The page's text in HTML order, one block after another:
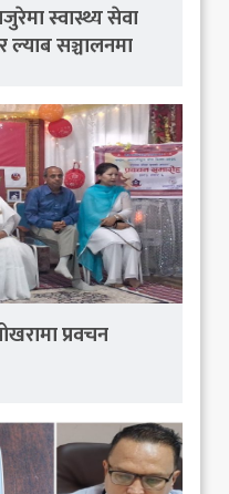
स्वास्थ्य सेवा
ल्याब सञ्चालनमा
प्रवचन